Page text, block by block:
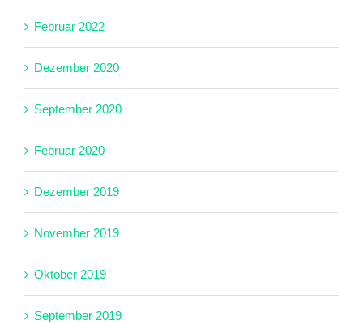
Februar 2022
Dezember 2020
September 2020
Februar 2020
Dezember 2019
November 2019
Oktober 2019
September 2019